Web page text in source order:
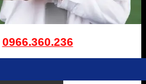
0966.360.236